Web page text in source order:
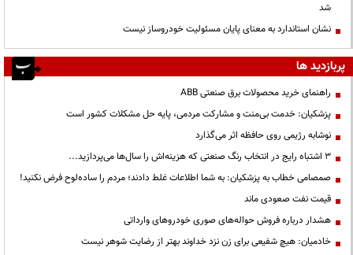
شد
نشان استاندارد به معنای پایان مسئولیت خودروساز نیست
پربازدید ها
راهنمای خرید محصولات برق صنعتی ABB
پزشکیان: خدمت بی‌منت و مشارکت مردمی، پایه حل مشکلات کشور است
نوشابه رژیمی روی حافظه اثر می‌گذارد
3 اشتباه رایج در انتخاب رنگ صنعتی که هزینه‌اش را سال‌ها می‌پردازید...
صمصامی خطاب به پزشکیان: به شما اطلاعات غلط دادند؛ مردم را ساده‌لوح فرض نکنید!
قیمت نفت صعودی ماند
هشدار درباره فروش حواله‌های صوری خودروهای وارداتی
خادمیان: هیچ شفیعی برای زن نزد خداوند بهتر از رضایت شوهر نیست